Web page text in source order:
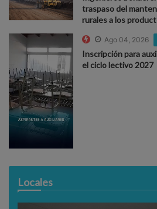
traspaso del
rurales a los
Ago 04, 2026
Inscripción para
el ciclo lectivo 2027
Locales